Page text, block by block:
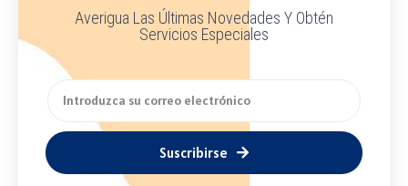
Averigua Las Últimas Novedades Y Obtén
Servicios Especiales
Suscribirse